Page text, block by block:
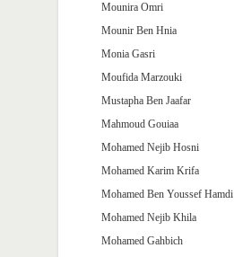
Mounira Omri
Mounir Ben Hnia
Monia Gasri
Moufida Marzouki
Mustapha Ben Jaafar
Mahmoud Gouiaa
Mohamed Nejib Hosni
Mohamed Karim Krifa
Mohamed Ben Youssef Hamdi
Mohamed Nejib Khila
Mohamed Gahbich